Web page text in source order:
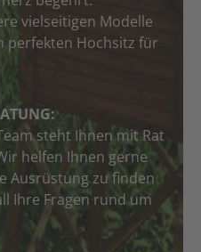
vielseitigen Modelle
perfekten Hochsitz für
steht Ihnen mit Rat
helfen Ihnen gerne
Ausrüstung zu finden
Ihre Fragen rund um